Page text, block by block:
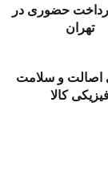
حضوری در
تهران
اصالت و سلامت
کالا